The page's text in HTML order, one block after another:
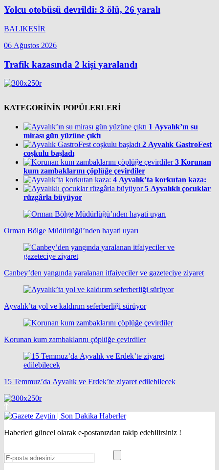
Yolcu otobüsü devrildi: 3 ölü, 26 yaralı
BALIKESİR
06 Ağustos 2026
Trafik kazasında 2 kişi yaralandı
KATEGORİNİN POPÜLERLERİ
1 Ayvalık’ın su
mirası gün yüzüne çıktı
2 Ayvalık GastroFest
coşkulu başladı
3 Korunan
kum zambaklarını çöplüğe çevirdiler
4 Ayvalık’ta korkutan kaza:
5 Ayvalıklı çocuklar
rüzgârla büyüyor
Orman Bölge Müdürlüğü’nden hayati uyarı
Canbey’den yangında yaralanan itfaiyeciler ve gazeteciye ziyaret
Ayvalık’ta yol ve kaldırım seferberliği sürüyor
Korunan kum zambaklarını çöplüğe çevirdiler
15 Temmuz’da Ayvalık ve Erdek’te ziyaret edilebilecek
Haberleri güncel olarak e-postanızdan takip edebilirsiniz !